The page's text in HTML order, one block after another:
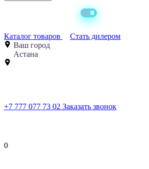
Каталог товаров
Стать дилером
Ваш город
Астана
+7 777 077 73 02 Заказать звонок
0